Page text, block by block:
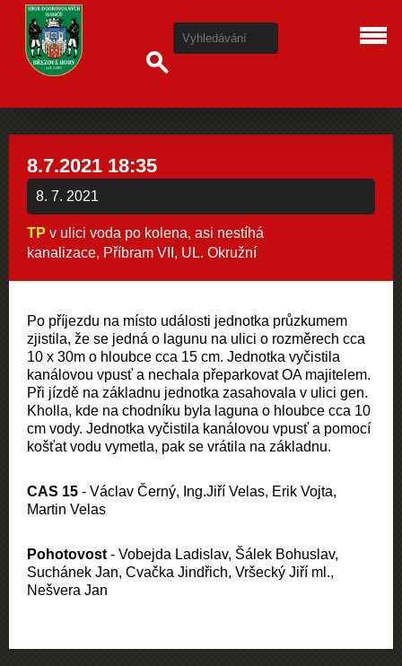
8.7.2021 18:35
8. 7. 2021
TP v ulici voda po kolena, asi nestíhá
kanalizace, Příbram VII, UL. Okružní
Po příjezdu na místo události jednotka průzkumem
zjistila, že se jedná o lagunu na ulici o rozměrech cca
10 x 30m o hloubce cca 15 cm. Jednotka vyčistila
kanálovou vpusť a nechala přeparkovat OA majitelem.
Při jízdě na základnu jednotka zasahovala v ulici gen.
Kholla, kde na chodníku byla laguna o hloubce cca 10
cm vody. Jednotka vyčistila kanálovou vpusť a pomocí
košťat vodu vymetla, pak se vrátila na základnu.
CAS 15 - Václav Černý, Ing.Jiří Velas, Erik Vojta,
Martin Velas
Pohotovost - Vobejda Ladislav, Šálek Bohuslav,
Suchánek Jan, Cvačka Jindřich, Vršecký Jiří ml.,
Nešvera Jan